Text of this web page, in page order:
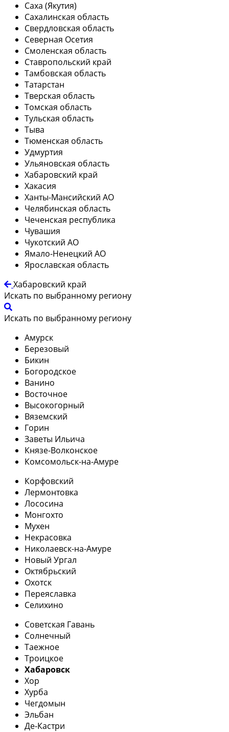
Саха (Якутия)
Сахалинская область
Свердловская область
Северная Осетия
Смоленская область
Ставропольский край
Тамбовская область
Татарстан
Тверская область
Томская область
Тульская область
Тыва
Тюменская область
Удмуртия
Ульяновская область
Хабаровский край
Хакасия
Ханты-Мансийский АО
Челябинская область
Чеченская республика
Чувашия
Чукотский АО
Ямало-Ненецкий АО
Ярославская область
Хабаровский край
Искать по выбранному региону
Искать по выбранному региону
Амурск
Березовый
Бикин
Богородское
Ванино
Восточное
Высокогорный
Вяземский
Горин
Заветы Ильича
Князе-Волконское
Комсомольск-на-Амуре
Корфовский
Лермонтовка
Лососина
Монгохто
Мухен
Некрасовка
Николаевск-на-Амуре
Новый Ургал
Октябрьский
Охотск
Переяславка
Селихино
Советская Гавань
Солнечный
Таежное
Троицкое
Хабаровск
Хор
Хурба
Чегдомын
Эльбан
Де-Кастри